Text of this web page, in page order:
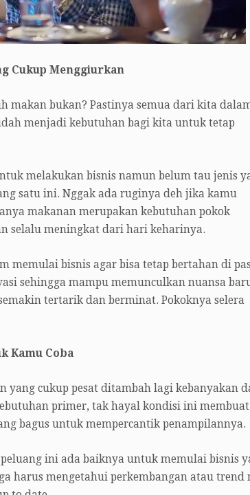
Cukup Menggiurkan
makan bukan? Pastinya semua dari kita
menjadi kebutuhan bagi kita untuk tetap
melakukan bisnis namun belum tau jenis
satu ini. Nggak ada ruginya deh jika kamu
makanan merupakan kebutuhan pokok
selalu meningkat dari hari keharinya.
memulai bisnis agar bisa tetap bertahan di
sehingga mampu memunculkan nuansa
tertarik dan berminat. Pokoknya selera
Kamu Coba
yang cukup pesat ditambah lagi kebanyakan
primer, tak hayal kondisi ini membuat
bagus untuk mempercantik penampilannya.
ini ada baiknya untuk memulai bisnis
harus mengetahui perkembangan atau trend